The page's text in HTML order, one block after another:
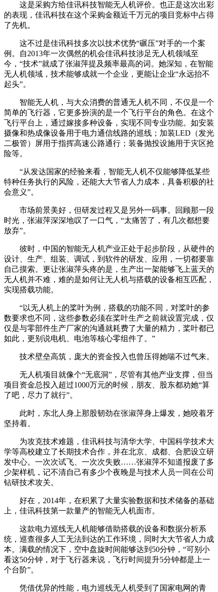
这是采购方给佳讯科技智能无人机评价。也正是这次出彩
的表现，佳讯科技在这个采购金额近千万元的项目竞标中占得
了先机。
这不过是佳讯科技多次以技术优势“碾压”对手的一个案
例。自2013年一次偶然的机会佳讯科技涉足无人机领域至
今，“技术”就成了张淑萍提及频率最高的词。她深知，在智能
无人机领域，技术能够成就一个企业，更能让企业“永远抬不
起头”。
智能无人机，与大众消费的普通无人机不同，不仅是一个
简单的飞行器，它更多扮演的是一个飞行平台的角色。在这个
飞行平台上，通过嫁接多种设备，实现不同专业功能。如安装
摄像和热成像设备用于电力通信线路的巡线；加装LED（发光
二极管）屏用于指挥高速公路通行；装备抛投设施用于灾区抢
险等。
“从发达国家的经验来看，智能无人机不仅能够降低某些
特种任务执行的风险，还能大大节省人力成本，具备积极的社
会意义”。
市场前景美好，但研发过程又是另外一码事。回顾那一段
时光，张淑萍深深地叹了一口气，“太痛苦了，有几次都想要
放弃”。
彼时，中国的智能无人机产业正处于起步阶段，从硬件的
设计、生产、组装、调试，到软件的研发、应用，一切都要靠
自己摸索。更让张淑萍头疼的是，生产出一架能够飞上蓝天的
无人机并不难，难的是如何让无人机与搭载的设备相互匹配，
实现搭载功能。
“以无人机上的桨叶为例，搭载的功能不同，对桨叶的参
数要求也不同，这些参数必须在桨叶生产之前就设置完成，仅
仅是与零部件生产厂家的沟通就耗费了大量的精力，桨叶都已
如此，更别说电机、电池等核心零组件了。”
技术壁垒高筑，庞大的资金投入也曾压得她喘不过气来。
无人机项目就像个“无底洞”，尽管有其他产业支撑，但当
项目资金总投入超过1000万元的时候，朋友、股东都劝她“算
了吧，尽力了就行”。
此时，东北人身上那股韧劲在张淑萍身上爆发，她咬着牙
坚持着。
为攻克技术难题，佳讯科技与清华大学、中国科学技术大
学等高校建立了长期技术合作，并在北京、成都、合肥设立研
发中心。一次次试飞、一次次失败……张淑萍不知道报废了多
少架样机，记不清自己有多少个夜晚是与技术人员一同在公司
钻研技术攻关。
好在，2014年，在积累了大量实验数据和技术储备的基础
上，佳讯科技第一款量产的智能无人机面市。
这款电力巡线无人机能够借助搭载的设备和数据分析系
统，巡查很多人工无法到达的工作环境，同时大大节省人力成
本。满载的情况下，空中盘旋时间能够达到50分钟，“可别小
看这50分钟，对于飞行器来说，飞行时间提升5分钟都是上一
个台阶”。
凭借优异的性能，电力巡线无人机受到了国家电网的青